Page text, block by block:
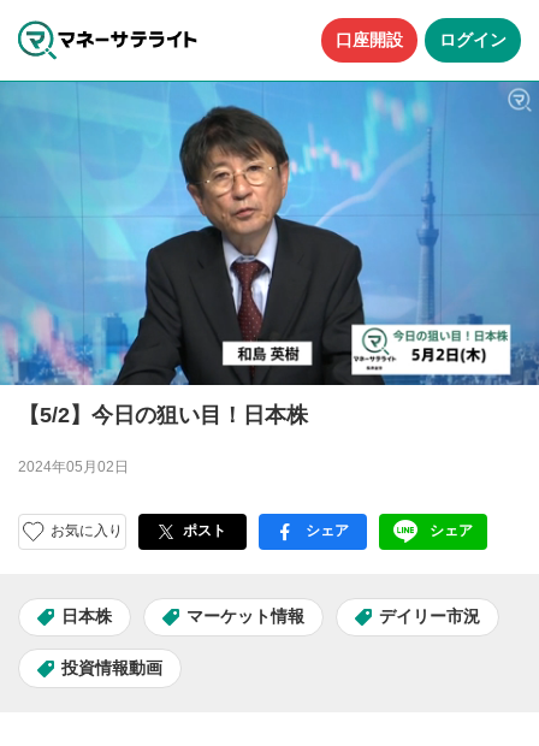
口座開設 ログイン
【5/2】今日の狙い目！日本株
2024年05月02日
お気に入り ポスト facebook
シェア LINE
シェア
日本株 マーケット情報 デイリー市況
投資情報動画